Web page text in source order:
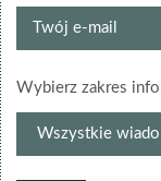
Twój
Wybierz zakres